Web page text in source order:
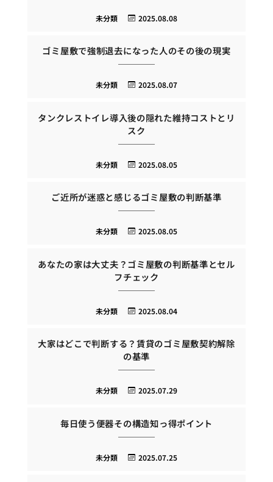
2025.08.08
未分類
ゴミ屋敷で強制退去になった人のその後の現実
2025.08.07
未分類
タンクレストイレ導入後の隠れた維持コストとリ
スク
2025.08.05
未分類
ご近所が迷惑と感じるゴミ屋敷の判断基準
2025.08.05
未分類
あなたの家は大丈夫？ゴミ屋敷の判断基準とセル
フチェック
2025.08.04
未分類
大家はどこで判断する？賃貸のゴミ屋敷契約解除
の基準
2025.07.29
未分類
毎日使う便器その構造知っ得ポイント
2025.07.25
未分類